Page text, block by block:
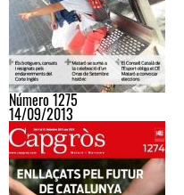
Número 1275
14/09/2013